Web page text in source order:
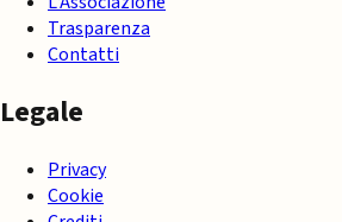
Trasparenza
Contatti
Legale
Privacy
Cookie